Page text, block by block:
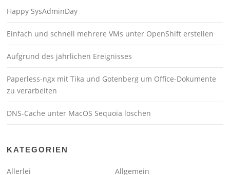
Happy SysAdminDay
Einfach und schnell mehrere VMs unter OpenShift erstellen
Aufgrund des jährlichen Ereignisses
Paperless-ngx mit Tika und Gotenberg um Office-Dokumente
zu verarbeiten
DNS-Cache unter MacOS Sequoia löschen
KATEGORIEN
Allerlei
Allgemein